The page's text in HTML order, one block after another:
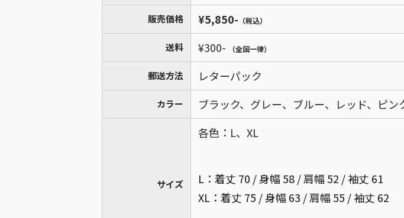
販売価格 ¥5,850- （税込）
送料 ¥300- （全国一律）
郵送方法 レターパック
カラー ブラック、グレー、ブルー、レッド、ピン
サイズ
各色：L、XL
L：着丈 70 / 身幅 58 / 肩幅 52 / 袖丈 61
XL：着丈 75 / 身幅 63 / 肩幅 55 / 袖丈 62